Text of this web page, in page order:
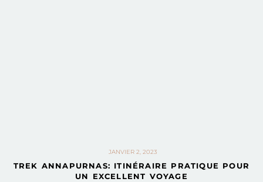
JANVIER 2, 2023
TREK ANNAPURNAS: ITINÉRAIRE PRATIQUE POUR
UN EXCELLENT VOYAGE